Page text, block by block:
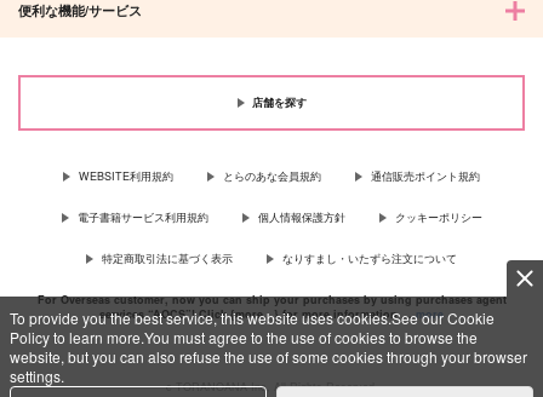
To provide you the best service, this website uses cookies.See our Cookie
Policy to learn more.You must agree to the use of cookies to browse the
website, but you can also refuse the use of some cookies through your browser
settings.
便利な機能/サービス
店舗を探す
WEBSITE利用規約 とらのあな会員規約 通信販売ポイント規約
電子書籍サービス利用規約 個人情報保護方針 クッキーポリシー
特定商取引法に基づく表示 なりすまし・いたずら注文について
For Overseas customer, now you can ship your purchases by using purchases agent
services “AOCS”! Click {more…} for more information …more
c TORANOANA Inc, All Rights Reserved.